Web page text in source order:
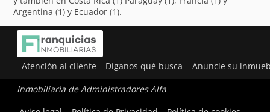
Argentina (1) y Ecuador (1).
Atención al cliente Díganos qué busca Anuncie su
Inmobiliaria de Administradores Alfa